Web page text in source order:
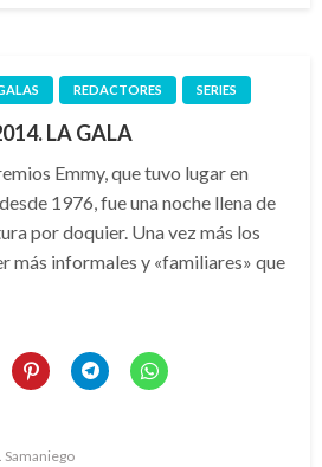
REDACTORES SERIES
LA GALA
Emmy, que tuvo lugar en
1976, fue una noche llena de
por doquier. Una vez más los
más informales y «familiares» que
Samaniego